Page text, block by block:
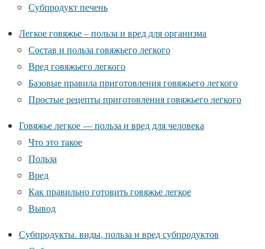
Субпродукт печень
Легкое говяжье – польза и вред для организма
Состав и польза говяжьего легкого
Вред говяжьего легкого
Базовые правила приготовления говяжьего легкого
Простые рецепты приготовления говяжьего легкого
Говяжье легкое — польза и вред для человека
Что это такое
Польза
Вред
Как правильно готовить говяжье легкое
Вывод
Субпродукты. виды, польза и вред субпродуктов